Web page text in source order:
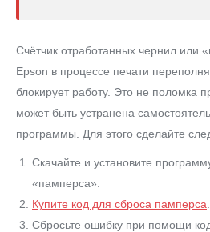
Счётчик отработанных чернил или
Epson в процессе печати
блокирует работу. Это не поломка
может быть устранена
программы. Для этого сделайте
Скачайте и установите
«памперса».
Купите код для сброса памперса
Сбросьте ошибку при помощи